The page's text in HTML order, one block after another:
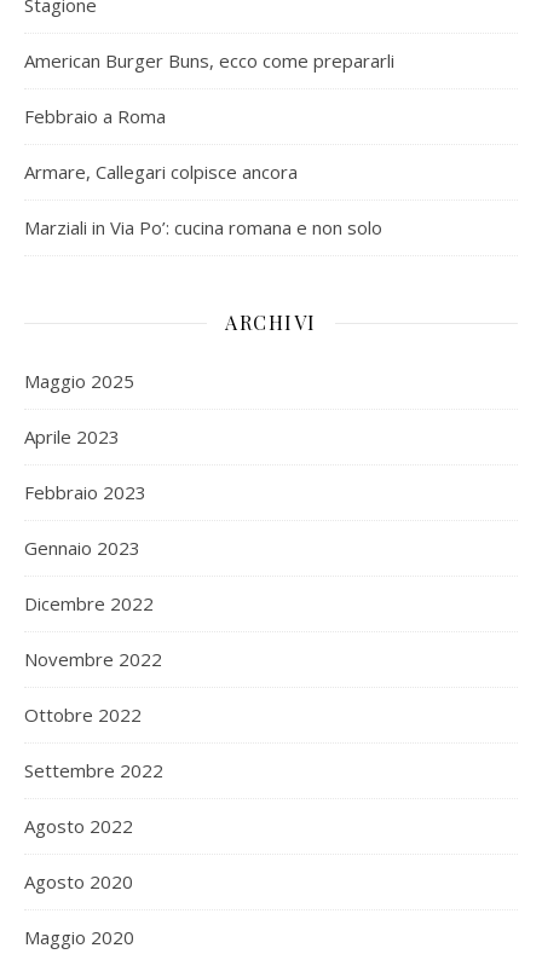
Stagione
American Burger Buns, ecco come prepararli
Febbraio a Roma
Armare, Callegari colpisce ancora
Marziali in Via Po’: cucina romana e non solo
ARCHIVI
Maggio 2025
Aprile 2023
Febbraio 2023
Gennaio 2023
Dicembre 2022
Novembre 2022
Ottobre 2022
Settembre 2022
Agosto 2022
Agosto 2020
Maggio 2020